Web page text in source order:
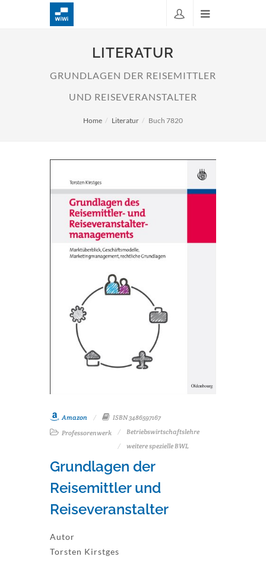
LITERATUR
GRUNDLAGEN DER REISEMITTLER
UND REISEVERANSTALTER
Home Literatur Buch 7820
Amazon
ISBN 3486597167
Professorenwerk
Betriebswirtschaftslehre
weitere spezielle BWL
Grundlagen der
Reisemittler und
Reiseveranstalter
Autor
Torsten Kirstges